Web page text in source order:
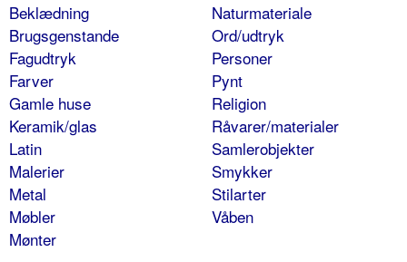
Beklædning
Brugsgenstande
Fagudtryk
Farver
Gamle huse
Keramik/glas
Latin
Malerier
Metal
Møbler
Mønter
Naturmateriale
Ord/udtryk
Personer
Pynt
Religion
Råvarer/materialer
Samlerobjekter
Smykker
Stilarter
Våben